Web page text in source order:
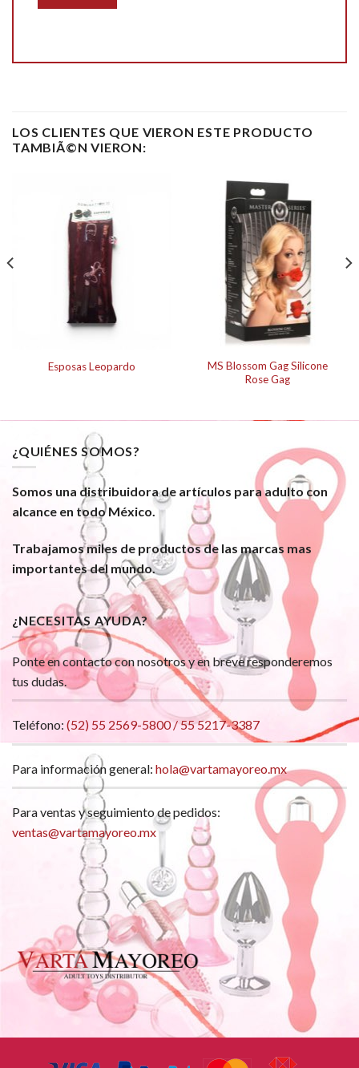
LOS CLIENTES QUE VIERON ESTE PRODUCTO
TAMBIÃ©N VIERON:
Esposas Leopardo
MS Blossom Gag Silicone
Rose Gag
¿QUIÉNES SOMOS?
Somos una distribuidora de artículos para adulto con
alcance en todo México.
Trabajamos miles de productos de las marcas mas
importantes del mundo.
¿NECESITAS AYUDA?
Ponte en contacto con nosotros y en breve responderemos
tus dudas.
Teléfono: (52) 55 2569-5800 / 55 5217-3387
Para información general: hola@vartamayoreo.mx
Para ventas y seguimiento de pedidos:
ventas@vartamayoreo.mx